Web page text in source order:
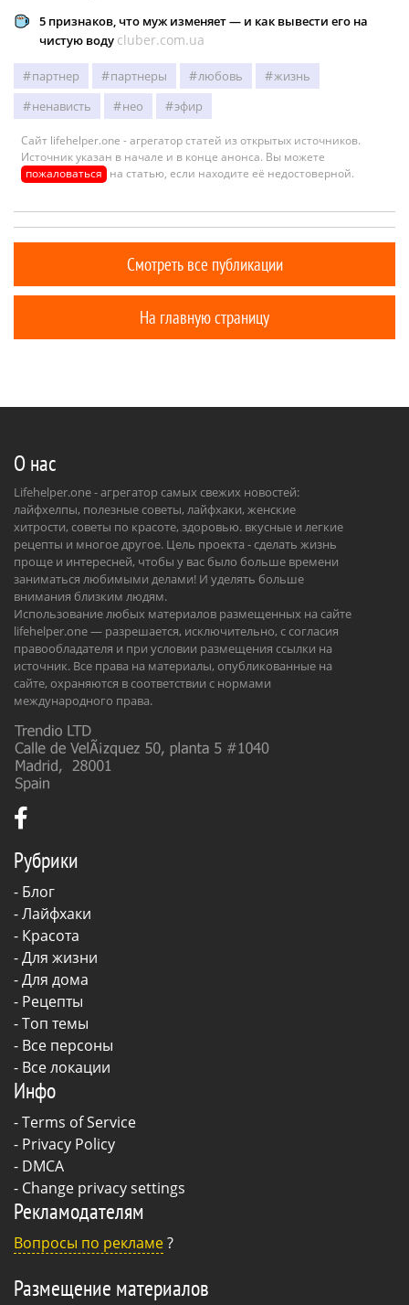
5 признаков, что муж изменяет — и как вывести его на
чистую воду cluber.com.ua
партнер партнеры любовь
жизнь
ненависть
нео эфир
Сайт lifehelper.one - агрегатор статей из открытых источников.
Источник указан в начале и в конце анонса. Вы можете
пожаловаться на статью, если находите её недостоверной.
Смотреть все публикации
На главную страницу
О нас
Lifehelper.one - агрегатор самых свежих новостей:
лайфхелпы, полезные советы, лайфхаки, женские
хитрости, советы по красоте, здоровью. вкусные и легкие
рецепты и многое другое. Цель проекта - сделать жизнь
проще и интересней, чтобы у вас было больше времени
заниматься любимыми делами! И уделять больше
внимания близким людям.
Использование любых материалов размещенных на сайте
lifehelper.one — разрешается, исключительно, с согласия
правообладателя и при условии размещения ссылки на
источник. Все права на материалы, опубликованные на
сайте, охраняются в соответствии с нормами
международного права.
Рубрики
- Блог
-Лайфхаки
- Красота
-Для жизни
-Для дома
- Рецепты
- Топ темы
- Все персоны
- Все локации
Инфо
-Terms of Service
- Privacy Policy
- DMCA
- Change privacy settings
Рекламодателям
Вопросы по рекламе?
Размещение материалов